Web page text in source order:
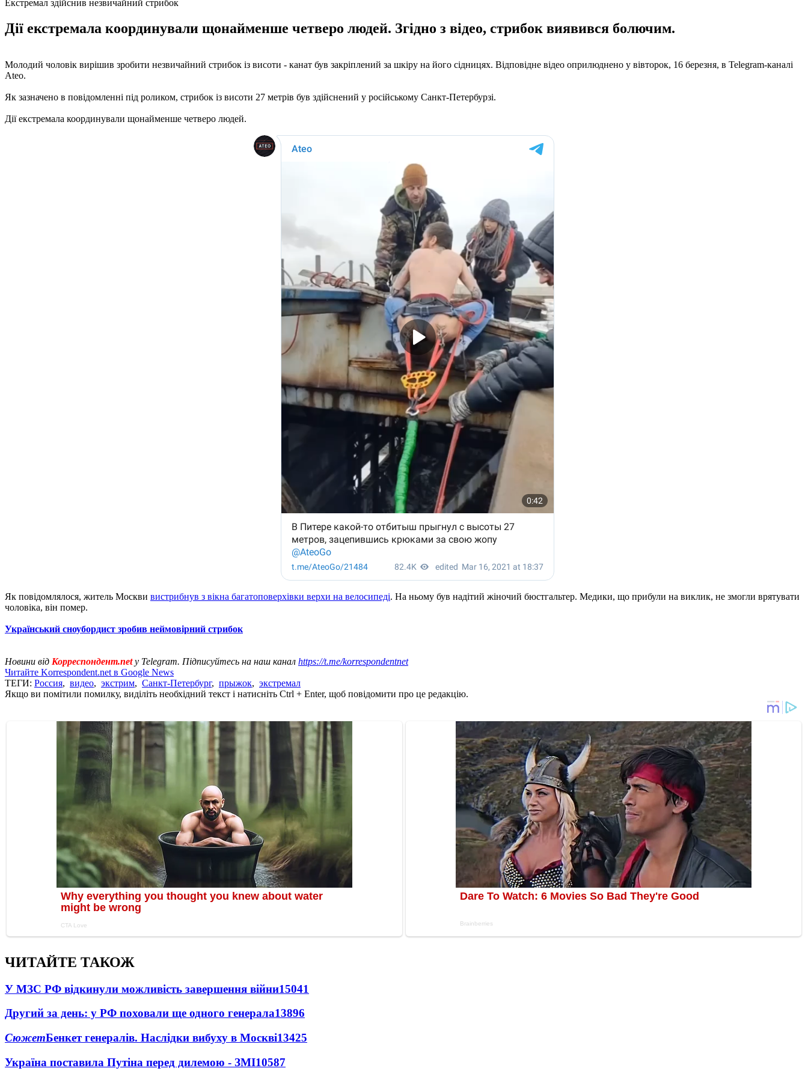
Екстремал здійснив незвичайний стрибок
Дії екстремала координували щонайменше четверо людей. Згідно з відео, стрибок виявився болючим.
Молодий чоловік вирішив зробити незвичайний стрибок із висоти - канат був закріплений за шкіру на його сідницях. Відповідне відео оприлюднено у вівторок, 16 березня, в Telegram-каналі
Ateo.
Як зазначено в повідомленні під роликом, стрибок із висоти 27 метрів був здійснений у російському Санкт-Петербурзі.
Дії екстремала координували щонайменше четверо людей.
Як повідомлялося, житель Москви вистрибнув з вікна багатоповерхівки верхи на велосипеді. На ньому був надітий жіночий бюстгальтер. Медики, що прибули на виклик, не змогли врятувати
чоловіка, він помер.
Український сноубордист зробив неймовірний стрибок
Новини від Корреспондент.netу Telegram. Підписуйтесь на наш канал https://t.me/korrespondentnet
Читайте Korrespondent.net в Google News
ТЕГИ: Россия, видео, экстрим, Санкт-Петербург, прыжок, экстремал
Якщо ви помітили помилку, виділіть необхідний текст і натисніть Ctrl + Enter, щоб повідомити про це редакцію.
ЧИТАЙТЕ ТАКОЖ
У МЗС РФ відкинули можливість завершення війни15041
Другий за день: у РФ поховали ще одного генерала13896
СюжетБенкет генералів. Наслідки вибуху в Москві13425
Україна поставила Путіна перед дилемою - ЗМІ10587